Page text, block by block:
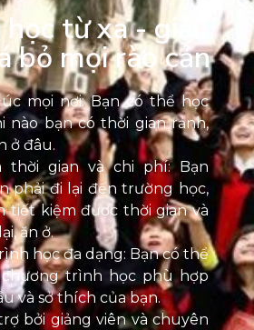
từ xa - giải
bỏ mọi rào cản
mọi nơi: Bạn có thể học
nào bạn có thời gian rảnh,
ở đâu.
thời gian và chi phí: Bạn
phải đi lại đến trường học,
tiết kiệm được thời gian và
ăn ở.
học đa dạng: Bạn có thể
chương trình học phù hợp
và sở thích của bạn.
bởi giảng viên và chuyên